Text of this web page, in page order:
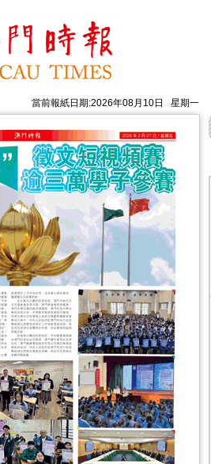
當前報紙日期:2026年08月10日 星期一